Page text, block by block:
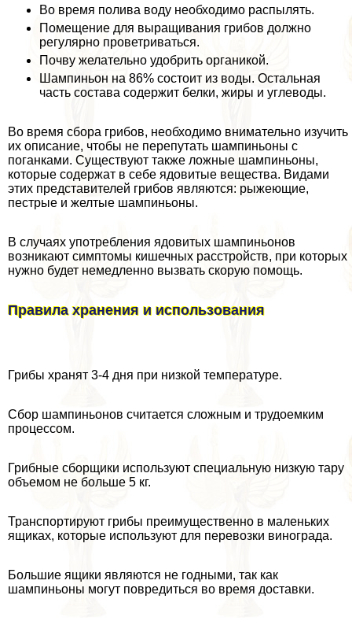
Во время полива воду необходимо распылять.
Помещение для выращивания грибов должно
регулярно проветриваться.
Почву желательно удобрить органикой.
Шампиньон на 86% состоит из воды. Остальная
часть состава содержит белки, жиры и углеводы.
Во время сбора грибов, необходимо внимательно изучить
их описание, чтобы не перепутать шампиньоны с
поганками. Существуют также ложные шампиньоны,
которые содержат в себе ядовитые вещества. Видами
этих представителей грибов являются: рыжеющие,
пестрые и желтые шампиньоны.
В случаях употрeбления ядовитых шампиньонов
возникают симптомы кишечных расстройств, при которых
нужно будет немедленно вызвать скорую помощь.
Правила хранения и использования
Грибы хранят 3-4 дня при низкой температуре.
Сбор шампиньонов считается сложным и трудоемким
процессом.
Грибные сборщики используют специальную низкую тару
объемом не больше 5 кг.
Транспортируют грибы преимущественно в маленьких
ящиках, которые используют для перевозки винограда.
Большие ящики являются не годными, так как
шампиньоны могут повредиться во время доставки.